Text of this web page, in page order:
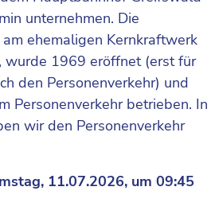
unternehmen. Die
ehemaligen Kernkraftwerk
wurde 1969 eröffnet (erst für
den Personenverkehr) und
Personenverkehr betrieben. In
wir den Personenverkehr
11.07.2026, um 09:45